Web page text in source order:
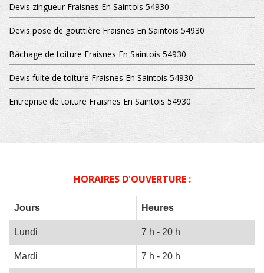
Devis zingueur Fraisnes En Saintois 54930
Devis pose de gouttière Fraisnes En Saintois 54930
Bâchage de toiture Fraisnes En Saintois 54930
Devis fuite de toiture Fraisnes En Saintois 54930
Entreprise de toiture Fraisnes En Saintois 54930
HORAIRES D'OUVERTURE :
Jours Heures
Lundi 7 h - 20 h
Mardi 7 h - 20 h